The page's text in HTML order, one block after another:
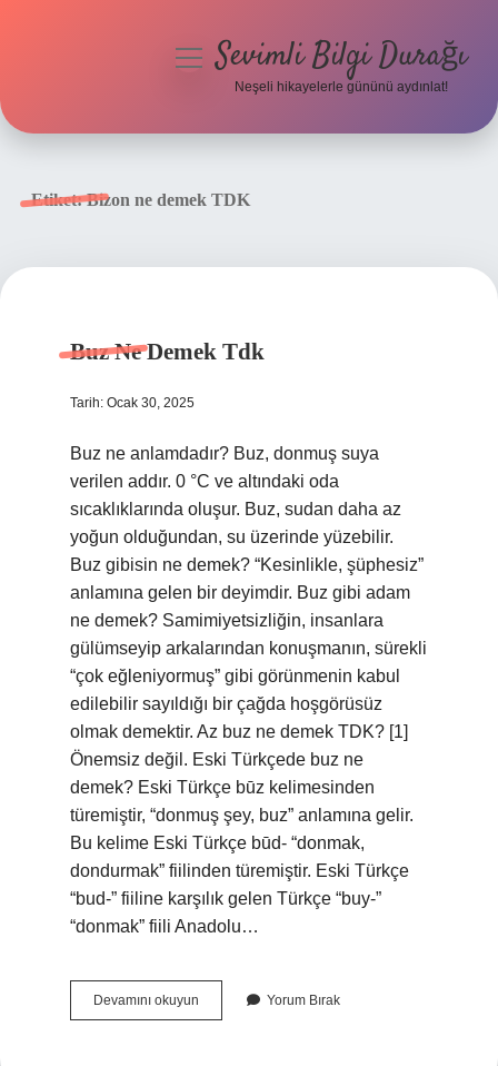
menüyüSevimli Bilgi Durağı
Neşeli hikayelerle gününü aydınlat!
Etiket:Bizon ne demek TDK
Buz Ne Demek Tdk
Tarih: Ocak 30, 2025
Buz ne anlamdadır? Buz, donmuş suya
verilen addır. 0 °C ve altındaki oda
sıcaklıklarında oluşur. Buz, sudan daha az
yoğun olduğundan, su üzerinde yüzebilir.
Buz gibisin ne demek? “Kesinlikle, şüphesiz”
anlamına gelen bir deyimdir. Buz gibi adam
ne demek? Samimiyetsizliğin, insanlara
gülümseyip arkalarından konuşmanın, sürekli
“çok eğleniyormuş” gibi görünmenin kabul
edilebilir sayıldığı bir çağda hoşgörüsüz
olmak demektir. Az buz ne demek TDK? [1]
Önemsiz değil. Eski Türkçede buz ne
demek? Eski Türkçe būz kelimesinden
türemiştir, “donmuş şey, buz” anlamına gelir.
Bu kelime Eski Türkçe būd- “donmak,
dondurmak” fiilinden türemiştir. Eski Türkçe
“bud-” fiiline karşılık gelen Türkçe “buy-”
“donmak” fiili Anadolu…
Devamını okuyun
Ne
Yorum Bırak